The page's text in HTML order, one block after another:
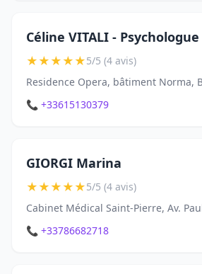
Céline VITALI -
★★★★★5/5 (4 avis)
📞 +33615130379
GIORGI Marina
★★★★★5/5 (4 avis)
📞 +33786682718